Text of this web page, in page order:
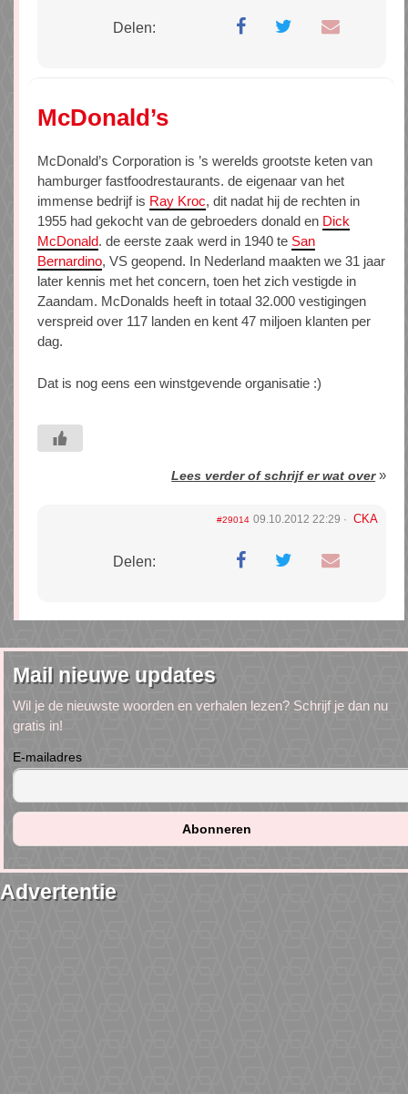
Delen:
McDonald’s
McDonald’s Corporation is ’s werelds grootste keten van
hamburger fastfoodrestaurants. de eigenaar van het
immense bedrijf is Ray Kroc, dit nadat hij de rechten in
1955 had gekocht van de gebroeders donald en Dick
McDonald. de eerste zaak werd in 1940 te San
Bernardino, VS geopend. In Nederland maakten we 31 jaar
later kennis met het concern, toen het zich vestigde in
Zaandam. McDonalds heeft in totaal 32.000 vestigingen
verspreid over 117 landen en kent 47 miljoen klanten per
dag.
Dat is nog eens een winstgevende organisatie :)
Lees verder of schrijf er wat over»
#29014 09.10.2012 22:29 CKA
Delen:
Mail nieuwe updates
Wil je de nieuwste woorden en verhalen lezen? Schrijf je dan nu
gratis in!
E-mailadres
Advertentie